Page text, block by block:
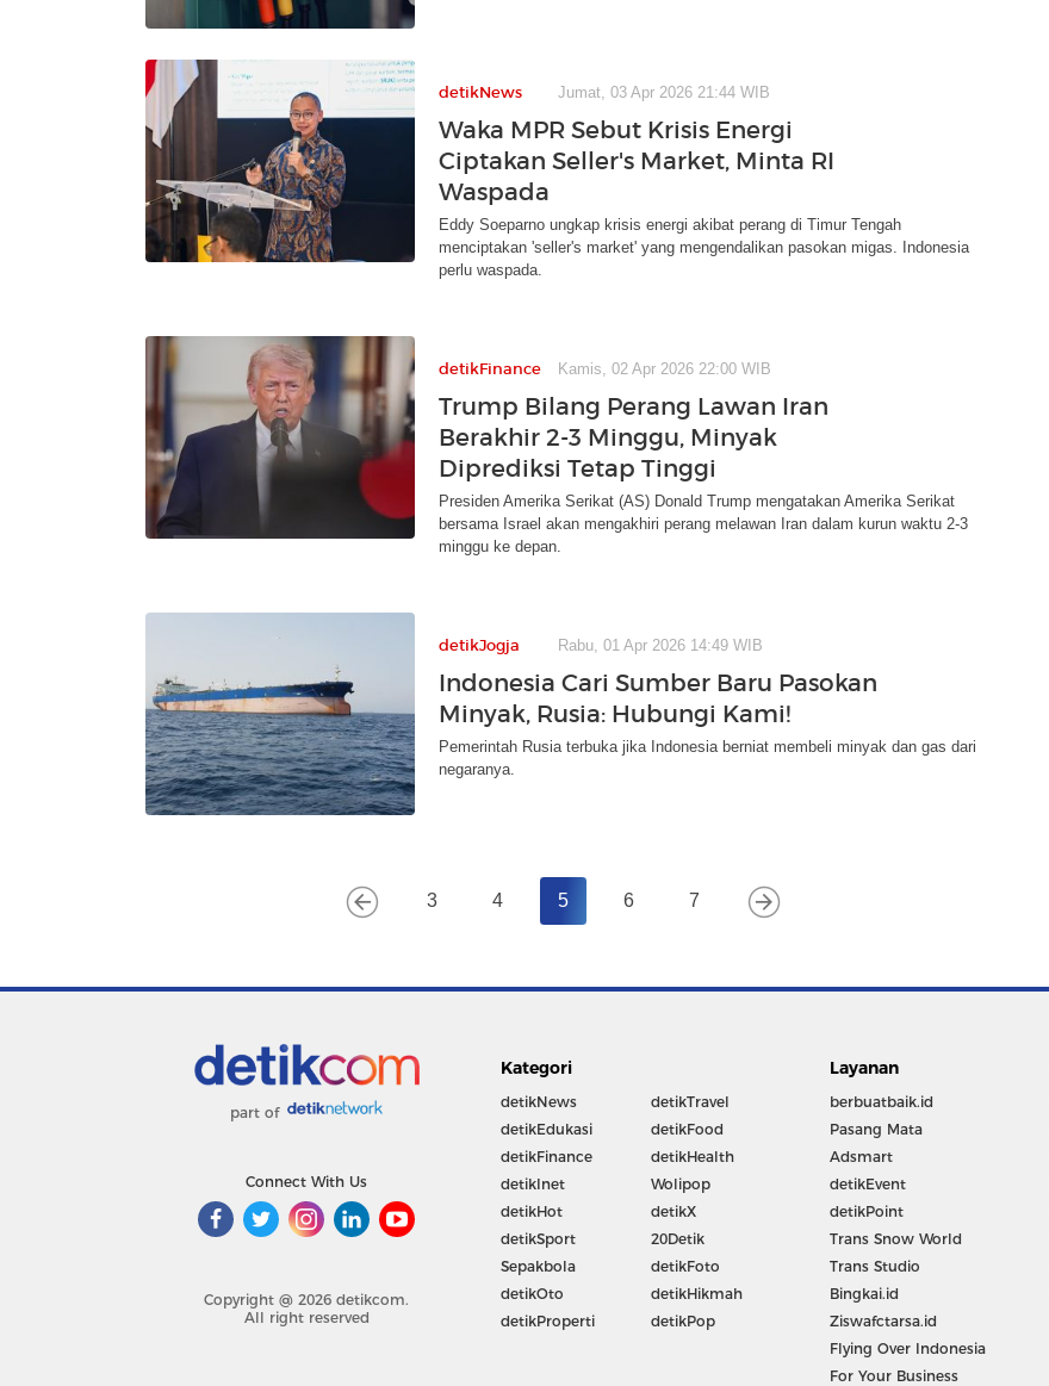
detikNews Jumat, 03 Apr 2026 21:44 WIB
Waka MPR Sebut Krisis Energi
Ciptakan Seller's Market, Minta RI
Waspada
Eddy Soeparno ungkap krisis energi akibat perang di Timur Tengah
menciptakan 'seller's market' yang mengendalikan pasokan migas. Indonesia
perlu waspada.
detikFinance Kamis, 02 Apr 2026 22:00 WIB
Trump Bilang Perang Lawan Iran
Berakhir 2-3 Minggu, Minyak
Diprediksi Tetap Tinggi
Presiden Amerika Serikat (AS) Donald Trump mengatakan Amerika Serikat
bersama Israel akan mengakhiri perang melawan Iran dalam kurun waktu 2-3
minggu ke depan.
detikJogja Rabu, 01 Apr 2026 14:49 WIB
Indonesia Cari Sumber Baru Pasokan
Minyak, Rusia: Hubungi Kami!
Pemerintah Rusia terbuka jika Indonesia berniat membeli minyak dan gas dari
negaranya.
3 4 5 6 7
part of
Connect With Us
Copyright @ 2026 detikcom.
All right reserved
Kategori
detikNews
detikEdukasi
detikFinance
detikInet
detikHot
detikSport
Sepakbola
detikOto
detikProperti
detikTravel
detikFood
detikHealth
Wolipop
detikX
20Detik
detikFoto
detikHikmah
detikPop
Layanan
berbuatbaik.id
Pasang Mata
Adsmart
detikEvent
detikPoint
Trans Snow World
Trans Studio
Bingkai.id
Ziswafctarsa.id
Flying Over Indonesia
For Your Business